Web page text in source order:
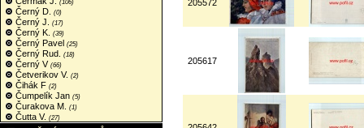
(106)
Černý D. (0)
Černý J. (17)
Černý K. (39)
Černý Pavel (25)
Černý Rud. (18)
Černý V (66)
Četverikov V. (2)
Čihák F (2)
Čumpelík Jan (5)
Čurakova M. (1)
Čutta V. (27)
205572
205617